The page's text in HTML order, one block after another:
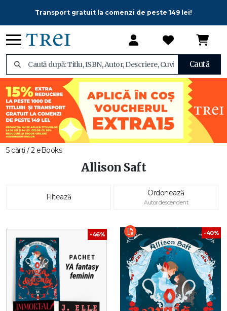
Transport gratuit la comenzi de peste 149 lei!
Caută
5 cărți / 2 eBooks
Allison Saft
Filtează Ordonează
Autor descendent
-46% -40%